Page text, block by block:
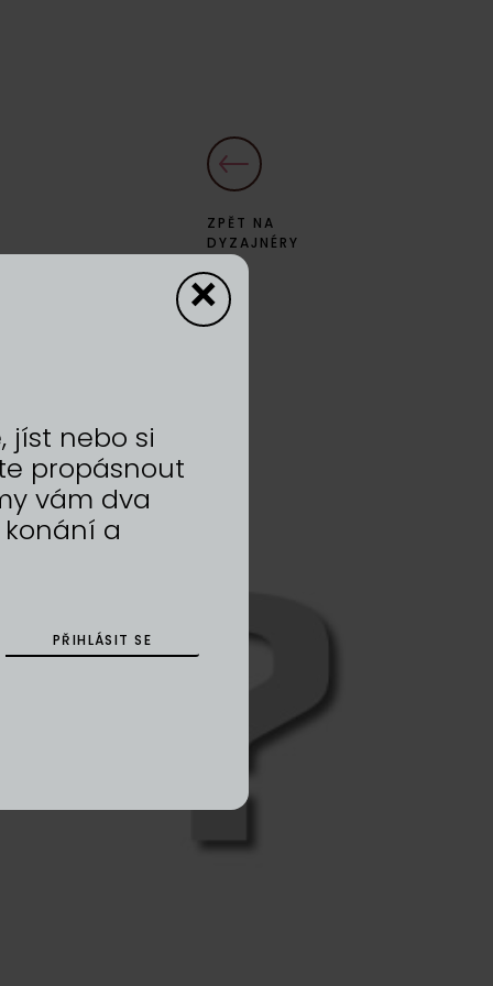
ZPĚT NA
DYZAJNÉRY
jíst nebo si
propásnout
vám dva
a
PŘIHLÁSIT SE
×